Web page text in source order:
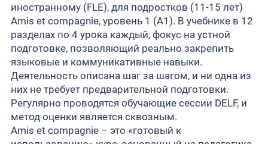
иностранному (FLE), для подростков (11-15 лет)
Amis et compagnie, уровень 1 (A1). В учебнике в 12
разделах по 4 урока каждый, фокус на устной
подготовке, позволяющий реально закрепить
языковые и коммуникативные навыки.
Деятельность описана шаг за шагом, и ни одна из
них не требует предварительной подготовки.
Регулярно проводятся обучающие сессии DELF, и
метод оценки является сквозным.
Amis et compagnie – это «готовый к